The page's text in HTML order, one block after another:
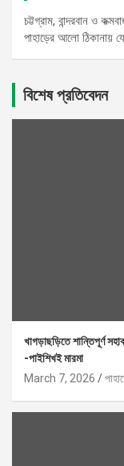
চট্টগ্রাম, বান্দরবান ও
পাহাড়ের আলো ঠিকানায়
বিশেষ প্রতিবেদন
খাগড়াছড়িতে শান্তিপূর্ণ
-পাইশিখই মারমা
March 7, 2026